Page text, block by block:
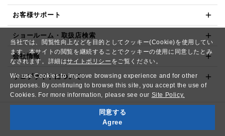
当社では、閲覧性向上などを目的としてクッキー(Cookie)を使用してい
ます。本サイトの閲覧を継続することでクッキーの使用に同意したとみ
なされます。詳細はサイトポリシー をご覧ください。
We use Cookies to improve browsing experience and for other
purposes. By continuing to browse this site, you accept the use of
Cookies. For more information, please see our Site Policy.
同意する
Agree
お客様サポート
ショールーム・取扱店検索
会社情報
ウェブサイトについて
Copyright© NICHIBEI CO.,LTD. All Rights Reserved.